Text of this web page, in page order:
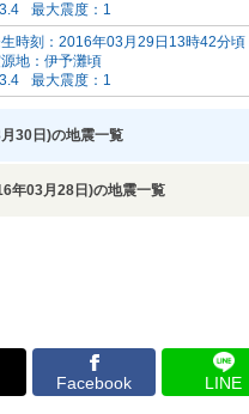
最大震度：1
時刻：2016年03月29日13時42分頃
地：伊予灘頃
最大震度：1
30日)の地震一覧
年03月28日)の地震一覧
Facebook LINE